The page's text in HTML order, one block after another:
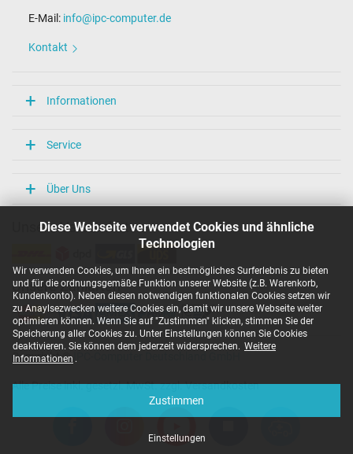
Diese Webseite verwendet Cookies und ähnliche
Technologien
Wir verwenden Cookies, um Ihnen ein bestmögliches Surferlebnis zu bieten
und für die ordnungsgemäße Funktion unserer Website (z.B. Warenkorb,
Kundenkonto). Neben diesen notwendigen funktionalen Cookies setzen wir
zu Anaylsezwecken weitere Cookies ein, damit wir unsere Webseite weiter
optimieren können. Wenn Sie auf "Zustimmen" klicken, stimmen Sie der
Speicherung aller Cookies zu. Unter Einstellungen können Sie Cookies
deaktivieren. Sie können dem jederzeit widersprechen. Weitere
Informationen .
Zustimmen
Einstellungen
E-Mail: info@ipc-computer.de
Kontakt
Informationen
Service
Über Uns
Unsere Versandarten
Unsere Zahlarten
Copyright ©
Alle Preise inkl. gesetzl. MwSt. zzgl. Versandkosten